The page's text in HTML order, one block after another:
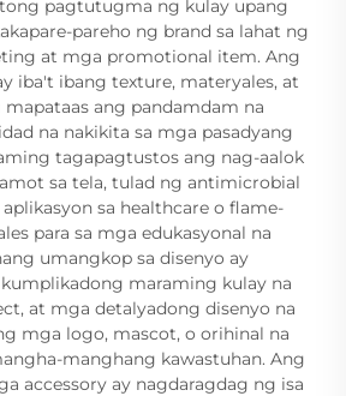
pagtutugma ng kulay upang
pareho ng brand sa lahat ng
at mga promotional item. Ang
iba't ibang texture, materyales, at
ang pandamdam na
na nakikita sa mga pasadyang
tagapagtustos ang nag-aalok
sa tela, tulad ng antimicrobial
sa healthcare o flame-
para sa mga edukasyonal na
umangkop sa disenyo ay
maraming kulay na
at mga detalyadong disenyo na
mga logo, mascot, o orihinal na
manghang kawastuhan. Ang
accessory ay nagdaragdag ng isa